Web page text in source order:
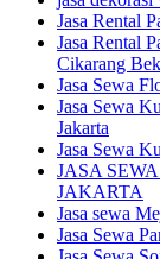
Jasa Rental
Jasa Rental
Cikarang
Jasa Sewa
Jasa Sewa
Jakarta
Jasa Sewa
JASA
JAKARTA
Jasa sewa
Jasa Sewa